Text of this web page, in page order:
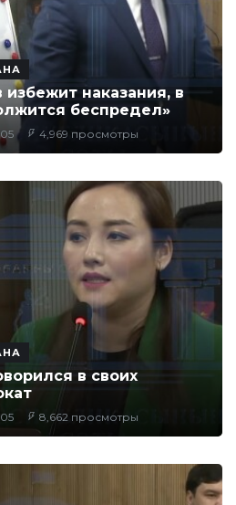
наказания, в
беспредел»
4,969 просмотры
в своих
8,662 просмотры